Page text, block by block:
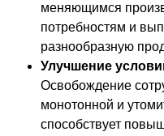
меняющимся
потребностям и
разнообразную
Улучшение
Освобождение
монотонной и
способствует